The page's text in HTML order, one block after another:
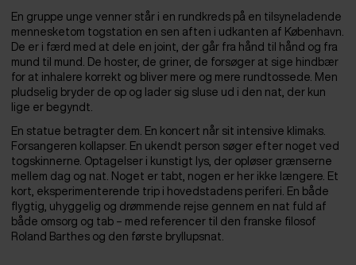
En gruppe unge venner står i en rundkreds på en tilsyneladende
mennesketom togstation en sen aften i udkanten af København.
De er i færd med at dele en joint, der går fra hånd til hånd og fra
mund til mund. De hoster, de griner, de forsøger at sige hindbær
for at inhalere korrekt og bliver mere og mere rundtossede. Men
pludselig bryder de op og lader sig sluse ud i den nat, der kun
lige er begyndt.
En statue betragter dem. En koncert når sit intensive klimaks.
Forsangeren kollapser. En ukendt person søger efter noget ved
togskinnerne. Optagelser i kunstigt lys, der opløser grænserne
mellem dag og nat. Noget er tabt, nogen er her ikke længere. Et
kort, eksperimenterende trip i hovedstadens periferi. En både
flygtig, uhyggelig og drømmende rejse gennem en nat fuld af
både omsorg og tab – med referencer til den franske filosof
Roland Barthes og den første bryllupsnat.